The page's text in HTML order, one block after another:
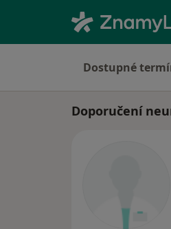
Dostupné
Doporučení